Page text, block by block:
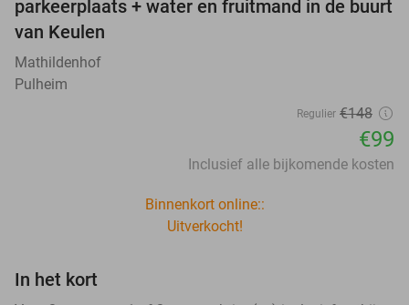
parkeerplaats + water en fruitmand in de buurt
van Keulen
Mathildenhof
Pulheim
Regulier €148
€99
Inclusief alle bijkomende kosten
Binnenkort online::
Uitverkocht!
In het kort